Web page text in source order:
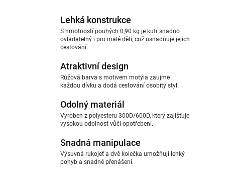
Lehká konstrukce
S hmotností pouhých 0,90 kg je kufr snadno
ovladatelný i pro malé děti, což usnadňuje jejich
cestování.
Atraktivní design
Růžová barva s motivem motýla zaujme
každou dívku a dodá cestování osobitý styl.
Odolný materiál
Vyroben z polyesteru 300D/600D, který zajišťuje
vysokou odolnost vůči opotřebení.
Snadná manipulace
Výsuvná rukojeť a dvě kolečka umožňují lehký
pohyb a snadné přenášení.